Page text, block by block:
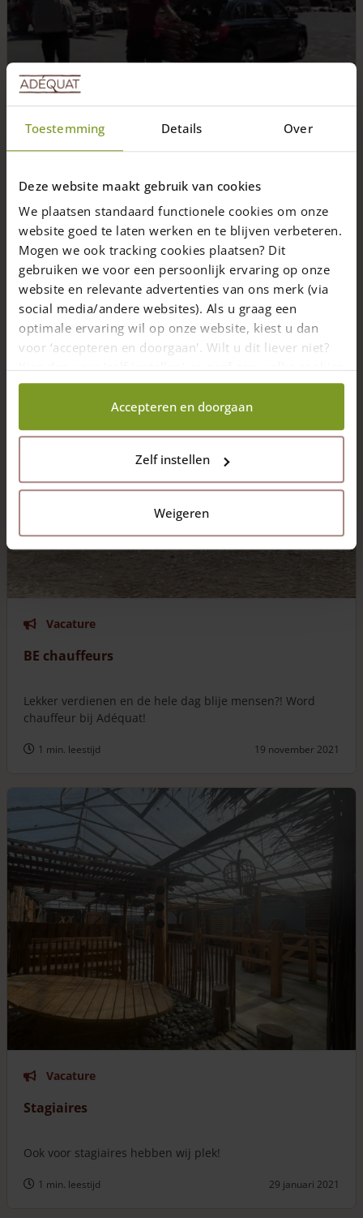
Toestemming Details Over
Deze website maakt gebruik van cookies
We plaatsen standaard functionele cookies om onze
website goed te laten werken en te blijven verbeteren.
Mogen we ook tracking cookies plaatsen? Dit
gebruiken we voor een persoonlijk ervaring op onze
website en relevante advertenties van ons merk (via
social media/andere websites). Als u graag een
optimale ervaring wil op onze website, kiest u dan
voor ‘accepteren en doorgaan'. Wilt u dit liever niet?
Kies dan voor ‘zelf instellen’ en geef aan welke cookies
wij wel mogen verzamelen.
Accepteren en doorgaan
Zelf instellen
Weigeren
Klanten helpen en lekker sjouwen!
Behoefte aan een afwisselende baan of misschien wel
een carrière-switch?
1 min. leestijd 17 augustus 2023
Vacature
BE chauffeurs
Lekker verdienen en de hele dag blije mensen?! Word
chauffeur bij Adéquat!
1 min. leestijd 19 november 2021
Vacature
Stagiaires
Ook voor stagiaires hebben wij plek!
1 min. leestijd 29 januari 2021